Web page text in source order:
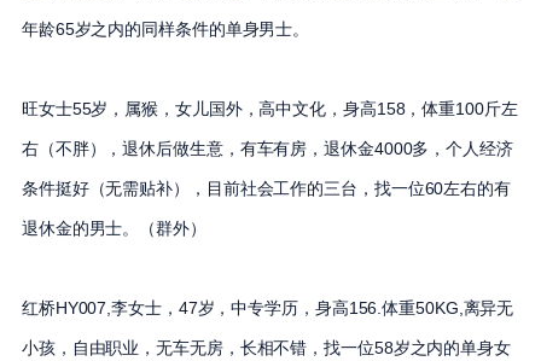
年龄65岁之内的同样条件的单身男士。
旺女士55岁，属猴，女儿国外，高中文化，身高158，体重100斤左
右（不胖），退休后做生意，有车有房，退休金4000多，个人经济
条件挺好（无需贴补），目前社会工作的三台，找一位60左右的有
退休金的男士。（群外）
红桥HY007,李女士，47岁，中专学历，身高156.体重50KG,离异无
小孩，自由职业，无车无房，长相不错，找一位58岁之内的单身女